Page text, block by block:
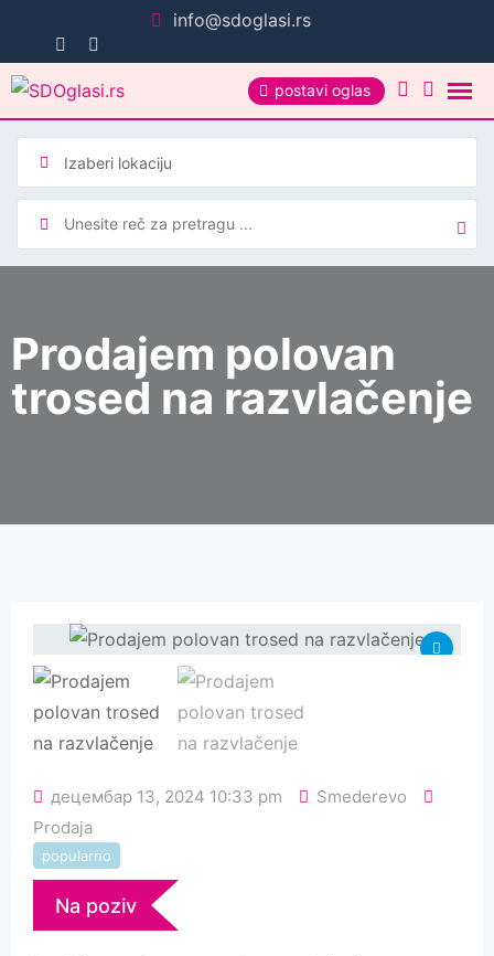
sadržaj
info@sdoglasi.rs
postavi oglas
Prodajem polovan
trosed na razvlačenje
децембар 13, 2024 10:33 pm
Smederevo
Prodaja
popularno
Na poziv